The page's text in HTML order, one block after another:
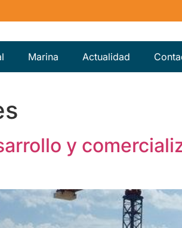
Marina Actualidad
y